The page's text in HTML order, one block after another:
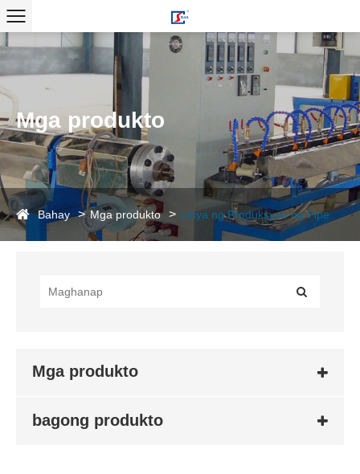
Mga produkto
Bahay Mga produkto Linya ng Produksyon ng Pipe
Mga produkto
bagong produkto